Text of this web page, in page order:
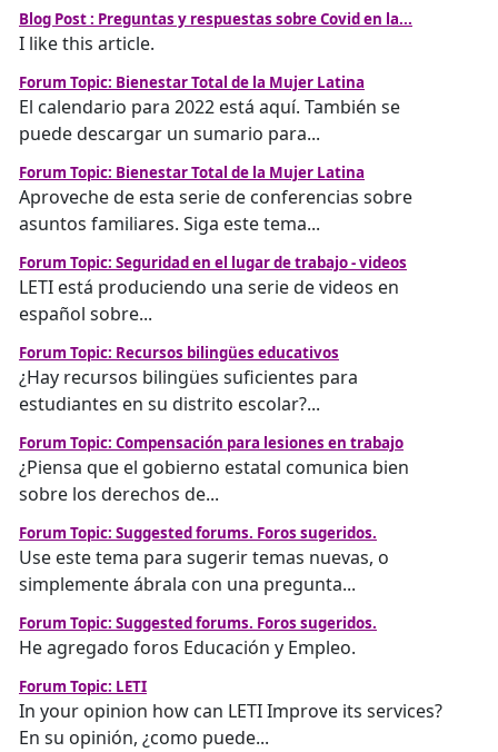
Blog Post : Preguntas y respuestas sobre Covid en la...
I like this article.
Forum Topic: Bienestar Total de la Mujer Latina
El calendario para 2022 está aquí. También se
puede descargar un sumario para...
Forum Topic: Bienestar Total de la Mujer Latina
Aproveche de esta serie de conferencias sobre
asuntos familiares. Siga este tema...
Forum Topic: Seguridad en el lugar de trabajo - videos
LETI está produciendo una serie de videos en
español sobre...
Forum Topic: Recursos bilingües educativos
¿Hay recursos bilingües suficientes para
estudiantes en su distrito escolar?...
Forum Topic: Compensación para lesiones en trabajo
¿Piensa que el gobierno estatal comunica bien
sobre los derechos de...
Forum Topic: Suggested forums. Foros sugeridos.
Use este tema para sugerir temas nuevas, o
simplemente ábrala con una pregunta...
Forum Topic: Suggested forums. Foros sugeridos.
He agregado foros Educación y Empleo.
Forum Topic: LETI
In your opinion how can LETI Improve its services?
En su opinión, ¿como puede...